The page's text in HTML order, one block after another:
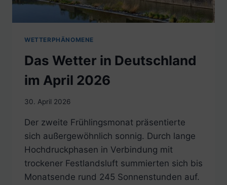
WETTERPHÄNOMENE
Das Wetter in Deutschland
im April 2026
30. April 2026
Der zweite Frühlingsmonat präsentierte
sich außergewöhnlich sonnig. Durch lange
Hochdruckphasen in Verbindung mit
trockener Festlandsluft summierten sich bis
Monatsende rund 245 Sonnenstunden auf.